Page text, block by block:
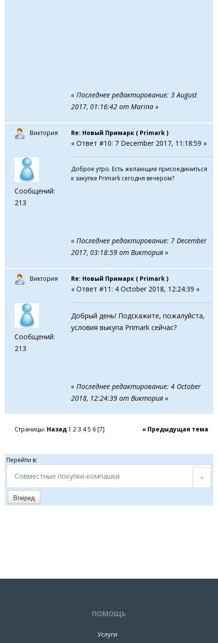
« Последнее редактирование: 3 August
2017, 01:16:42 от Marina »
Виктория
Сообщений:
213
Re: Новый Примарк ( Primark )
« Ответ #10: 7 December 2017, 11:18:59 »
Доброе утро. Есть желающие присоединиться
к закупке Primark сегодня вечером?
« Последнее редактирование: 7 December
2017, 03:18:59 от Виктория »
Виктория
Сообщений:
213
Re: Новый Примарк ( Primark )
« Ответ #11: 4 October 2018, 12:24:39 »
Добрый день! Подскажите, пожалуйста,
условия выкупа Primark сейчас?
« Последнее редактирование: 4 October
2018, 12:24:39 от Виктория »
Страницы: Назад 1 23 45 6[7] « Предыдущая тема
Перейти в:
Совместные покупки-компашки
Вперед
ПОМОЩЬ
Услуги